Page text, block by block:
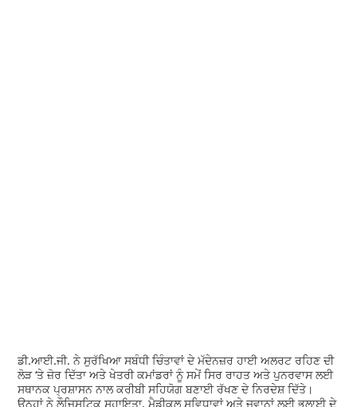
ਡੀ.ਆਈ.ਜੀ. ਨੇ ਸੁਰੱਖਿਆ ਸਬੰਧੀ ਚਿੰਤਾਵਾਂ ਦੇ ਮੱਦੇਨਜ਼ਰ ਹਾਈ ਅਲਰਟ ਰਹਿਣ ਦੀ
ਲੋੜ ‘ਤੇ ਜ਼ੋਰ ਦਿੱਤਾ ਅਤੇ ਖੇਤਰੀ ਕਮਾਂਡਰਾਂ ਨੂੰ ਸਮੇਂ ਸਿਰ ਰਾਹਤ ਅਤੇ ਪੁਨਰਵਾਸ ਲਈ
ਸਥਾਨਕ ਪ੍ਰਸ਼ਾਸਨ ਨਾਲ ਕਰੀਬੀ ਸਹਿਯੋਗ ਬਣਾਈ ਰੱਖਣ ਦੇ ਨਿਰਦੇਸ਼ ਦਿੱਤੇ।
ਉਨ੍ਹਾਂ ਨੇ ਲੌਜਿਸਟਿਕ ਸਹਾਇਤਾ, ਮੈਡੀਕਲ ਸੁਵਿਧਾਵਾਂ ਅਤੇ ਜਵਾਨਾਂ ਲਈ ਭਲਾਈ ਦੇ